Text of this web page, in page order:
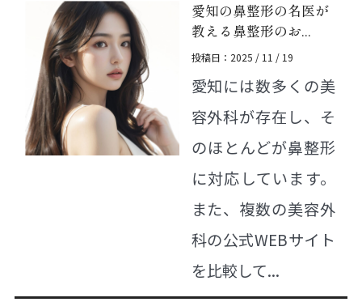
愛知の鼻整形の名医が
教える鼻整形のお...
投稿日：2025 / 11 / 19
愛知には数多くの美
容外科が存在し、そ
のほとんどが鼻整形
に対応しています。
また、複数の美容外
科の公式WEBサイト
を比較して...